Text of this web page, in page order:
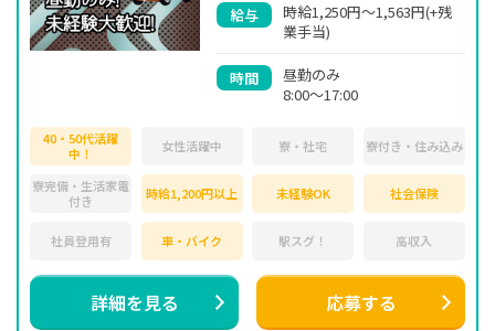
給与
時給1,250円～1,563円(+残
業手当)
時間
昼勤のみ
8:00～17:00
40・50代活躍
中！
女性活躍中 寮・社宅 寮付き・住み込み
寮完備・生活家電
付き
時給1,200円以上 未経験OK 社会保険
社員登用有 車・バイク 駅スグ！ 高収入
詳細を見る 応募する